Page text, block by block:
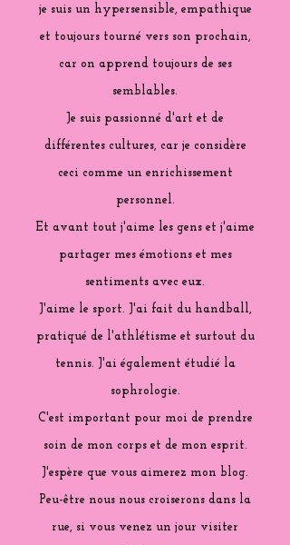
je suis un hypersensible, empathique
et toujours tourné vers son prochain,
car on apprend toujours de ses
semblables.
Je suis passionné d'art et de
différentes cultures, car je considère
ceci comme un enrichissement
personnel.
Et avant tout j'aime les gens et j'aime
partager mes émotions et mes
sentiments avec eux.
J'aime le sport. J'ai fait du handball,
pratiqué de l'athlétisme et surtout du
tennis. J'ai également étudié la
sophrologie.
C'est important pour moi de prendre
soin de mon corps et de mon esprit.
J'espère que vous aimerez mon blog.
Peu-être nous nous croiserons dans la
rue, si vous venez un jour visiter